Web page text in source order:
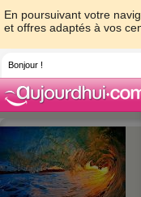
En poursuivant votre
et offres adaptés à vos
Bonjour !